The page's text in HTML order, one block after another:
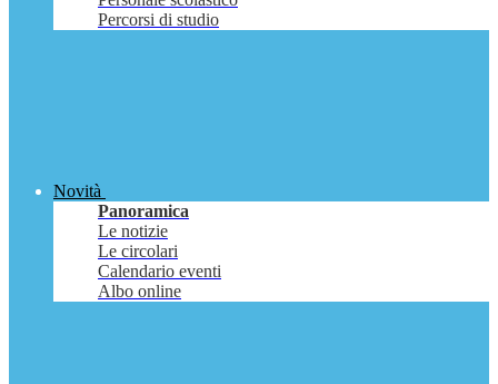
Percorsi di studio
Novità
Panoramica
Le notizie
Le circolari
Calendario eventi
Albo online